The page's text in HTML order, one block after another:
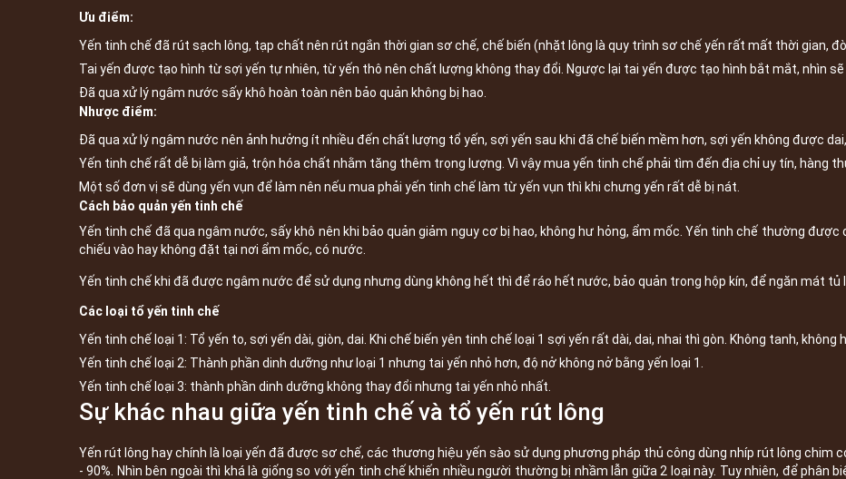
Ưu điểm:
Yến tinh chế đã rút sạch lông, tạp chất nên rút ngắn thời gian sơ chế, chế biến (nhặt lông là quy trình sơ chế yến rất mất thời gian,
Tai yến được tạo hình từ sợi yến tự nhiên, từ yến thô nên chất lượng không thay đổi. Ngược lại tai yến được tạo hình bắt mắt, nhìn sẽ
Đã qua xử lý ngâm nước sấy khô hoàn toàn nên bảo quản không bị hao.
Nhược điểm:
Đã qua xử lý ngâm nước nên ảnh hưởng ít nhiều đến chất lượng tổ yến, sợi yến sau khi đã chế biến mềm hơn, sợi yến không được
Yến tinh chế rất dễ bị làm giả, trộn hóa chất nhằm tăng thêm trọng lượng. Vì vậy mua yến tinh chế phải tìm đến địa chỉ uy tín, hàng
Một số đơn vị sẽ dùng yến vụn để làm nên nếu mua phải yến tinh chế làm từ yến vụn thì khi chưng yến rất dễ bị nát.
Cách bảo quản yến tinh chế
Yến tinh chế đã qua ngâm nước, sấy khô nên khi bảo quản giảm nguy cơ bị hao, không hư hỏng, ẩm mốc. Yến tinh chế thường
chiếu vào hay không đặt tại nơi ẩm mốc, có nước.
Yến tinh chế khi đã được ngâm nước để sử dụng nhưng dùng không hết thì để ráo hết nước, bảo quản trong hộp kín, để ngăn mát tủ
Các loại tổ yến tinh chế
Yến tinh chế loại 1: Tổ yến to, sợi yến dài, giòn, dai. Khi chế biến yên tinh chế loại 1 sợi yến rất dài, dai, nhai thì gòn. Không tanh,
Yến tinh chế loại 2: Thành phần dinh dưỡng như loại 1 nhưng tai yến nhỏ hơn, độ nở không nở bằng yến loại 1.
Yến tinh chế loại 3: thành phần dinh dưỡng không thay đổi nhưng tai yến nhỏ nhất.
Sự khác nhau giữa yến tinh chế và tổ yến rút lông
Yến rút lông hay chính là loại yến đã được sơ chế, các thương hiệu yến sào sử dụng phương pháp thủ công dùng nhíp rút lông chim
- 90%. Nhìn bên ngoài thì khá là giống so với yến tinh chế khiến nhiều người thường bị nhầm lẫn giữa 2 loại này. Tuy nhiên, để phân